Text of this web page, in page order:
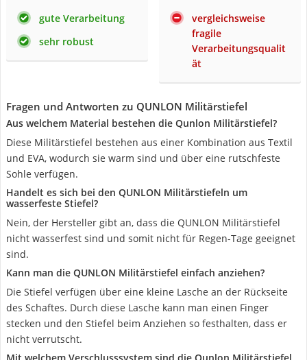
gute Verarbeitung
sehr robust
vergleichsweise
fragile
Verarbeitungsqualit
ät
Fragen und Antworten zu QUNLON Militärstiefel
Aus welchem Material bestehen die Qunlon Militärstiefel?
Diese Militärstiefel bestehen aus einer Kombination aus Textil
und EVA, wodurch sie warm sind und über eine rutschfeste
Sohle verfügen.
Handelt es sich bei den QUNLON Militärstiefeln um
wasserfeste Stiefel?
Nein, der Hersteller gibt an, dass die QUNLON Militärstiefel
nicht wasserfest sind und somit nicht für Regen-Tage geeignet
sind.
Kann man die QUNLON Militärstiefel einfach anziehen?
Die Stiefel verfügen über eine kleine Lasche an der Rückseite
des Schaftes. Durch diese Lasche kann man einen Finger
stecken und den Stiefel beim Anziehen so festhalten, dass er
nicht verrutscht.